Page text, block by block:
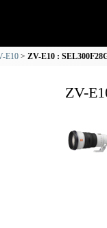
E10 ZV-E10 :
ZV-